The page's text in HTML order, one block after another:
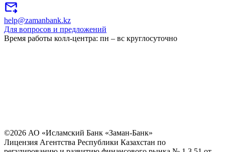
help@zamanbank.kz
Для вопросов и предложений
Время работы колл-центра: пн – вс круглосуточно
©2026 АО «Исламский Банк «Заман-Банк»
Лицензия Агентства Республики Казахстан по